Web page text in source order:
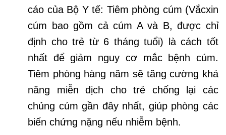
cáo của Bộ Y tế: Tiêm phòng cúm (Vắcxin
cúm bao gồm cả cúm A và B, được chỉ
định cho trẻ từ 6 tháng tuổi) là cách tốt
nhất để giảm nguy cơ mắc bệnh cúm.
Tiêm phòng hàng năm sẽ tăng cường khả
năng miễn dịch cho trẻ chống lại các
chủng cúm gần đây nhất, giúp phòng các
biến chứng nặng nếu nhiễm bệnh.